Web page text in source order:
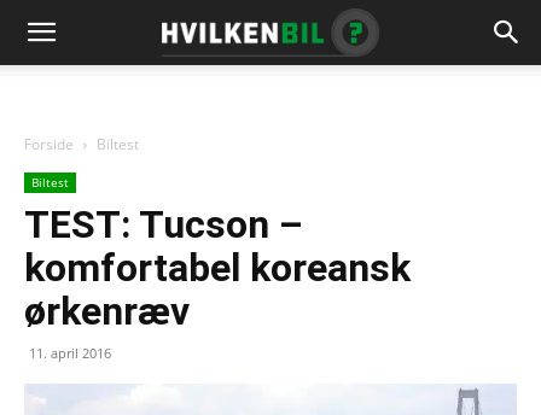
Forside Biltest
Biltest
TEST: Tucson –
komfortabel koreansk
ørkenræv
11. april 2016